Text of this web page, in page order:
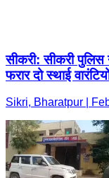
सीकरी: सीकरी
फरार दो स्थाई
Sikri, Bharatpur |